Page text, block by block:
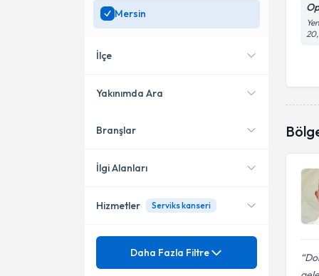
Mersin
İlçe
Mezitli
Yakınımda Ara
Konumuma yakın uzmanları
Branşlar
Kadın Hastalıkları ve Doğum
İlgi Alanları
4 Boyutlu Gebelik Ultrasonu
Hizmetler Serviks kanseri
Mezuniyet
Daha Fazla Filtre